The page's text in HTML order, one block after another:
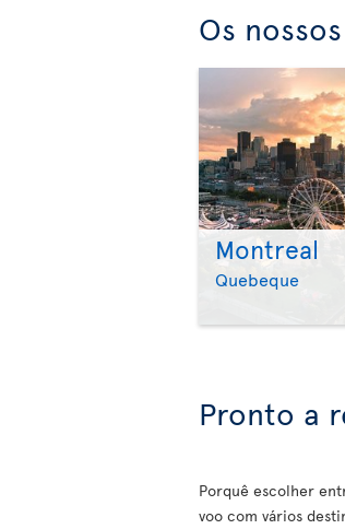
Os
Montreal
Quebeque
Pronto a
Porquê escolher
voo com vários